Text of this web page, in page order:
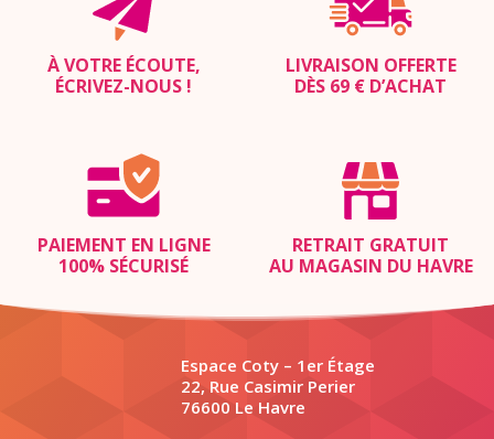
À VOTRE ÉCOUTE,
ÉCRIVEZ-NOUS !
LIVRAISON OFFERTE
DÈS 69 € D’ACHAT
PAIEMENT EN LIGNE
100% SÉCURISÉ
RETRAIT GRATUIT
AU MAGASIN DU HAVRE
Espace Coty – 1er Étage
22, Rue Casimir Perier
76600 Le Havre